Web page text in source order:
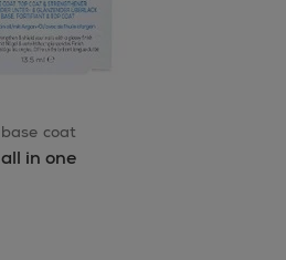
base coat
all in one